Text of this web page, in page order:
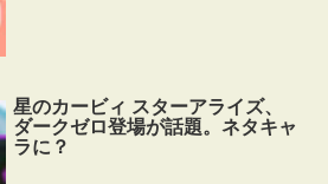
星のカービィ スターアライズ、
ダークゼロ登場が話題。ネタキャ
ラに？